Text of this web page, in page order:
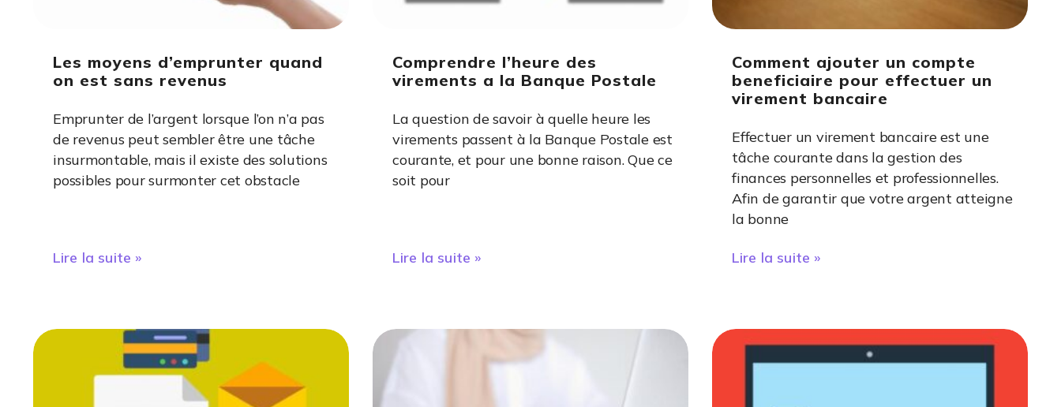
Les moyens d’emprunter quand
on est sans revenus
Emprunter de l’argent lorsque l’on n’a pas
de revenus peut sembler être une tâche
insurmontable, mais il existe des solutions
possibles pour surmonter cet obstacle
Lire la suite »
Comprendre l’heure des
virements a la Banque Postale
La question de savoir à quelle heure les
virements passent à la Banque Postale est
courante, et pour une bonne raison. Que ce
soit pour
Lire la suite »
Comment ajouter un compte
beneficiaire pour effectuer un
virement bancaire
Effectuer un virement bancaire est une
tâche courante dans la gestion des
finances personnelles et professionnelles.
Afin de garantir que votre argent atteigne
la bonne
Lire la suite »